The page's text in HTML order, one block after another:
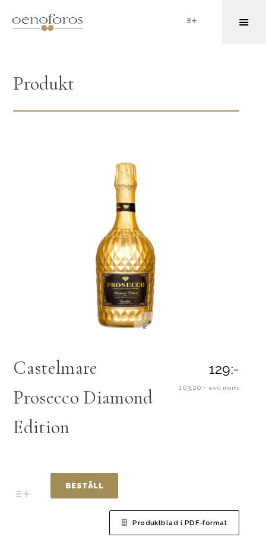
Produkt
Castelmare
Prosecco Diamond
Edition
129:-
103,20:- exkl moms
BESTÄLL
Produktblad i PDF-format